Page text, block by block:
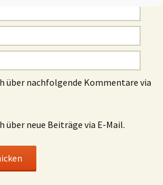
über nachfolgende Kommentare via
über neue Beiträge via E-Mail.